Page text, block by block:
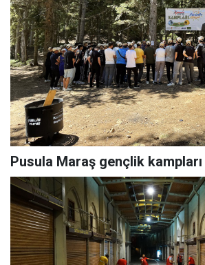
Pusula Maraş gençlik kampları